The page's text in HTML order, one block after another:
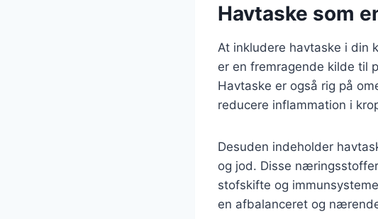
Havtaske som
At inkludere havtaske i din
er en fremragende kilde til
Havtaske er også rig på
reducere inflammation i
Desuden indeholder
og jod. Disse
stofskifte og
en afbalanceret og